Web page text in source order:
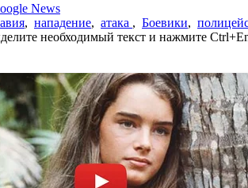
News
, нападение, атака , Боевики,
необходимый текст и нажмите